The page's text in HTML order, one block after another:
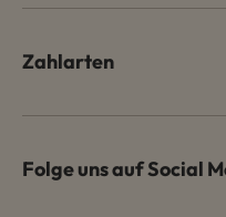
Zahlarten
Folge uns auf Social